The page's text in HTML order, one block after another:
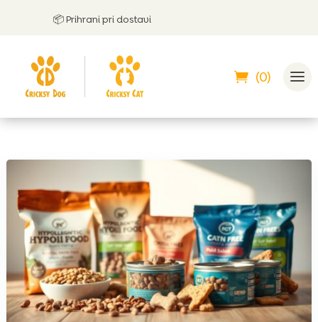
📦 Prihrani pri dostavi
(0)